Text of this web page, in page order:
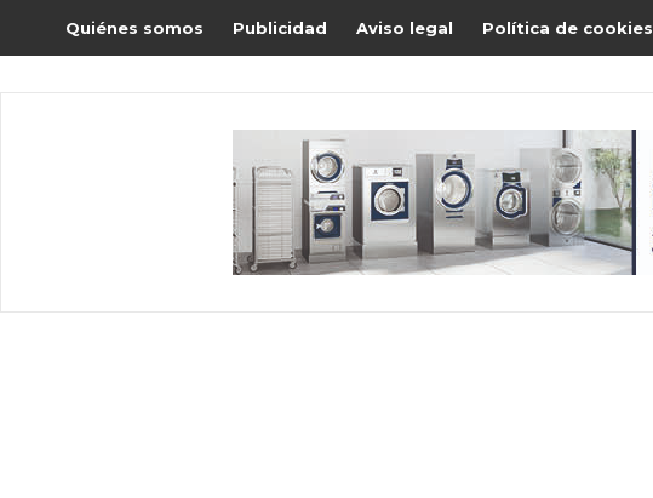
Quiénes somos Publicidad Aviso legal Política de cookies